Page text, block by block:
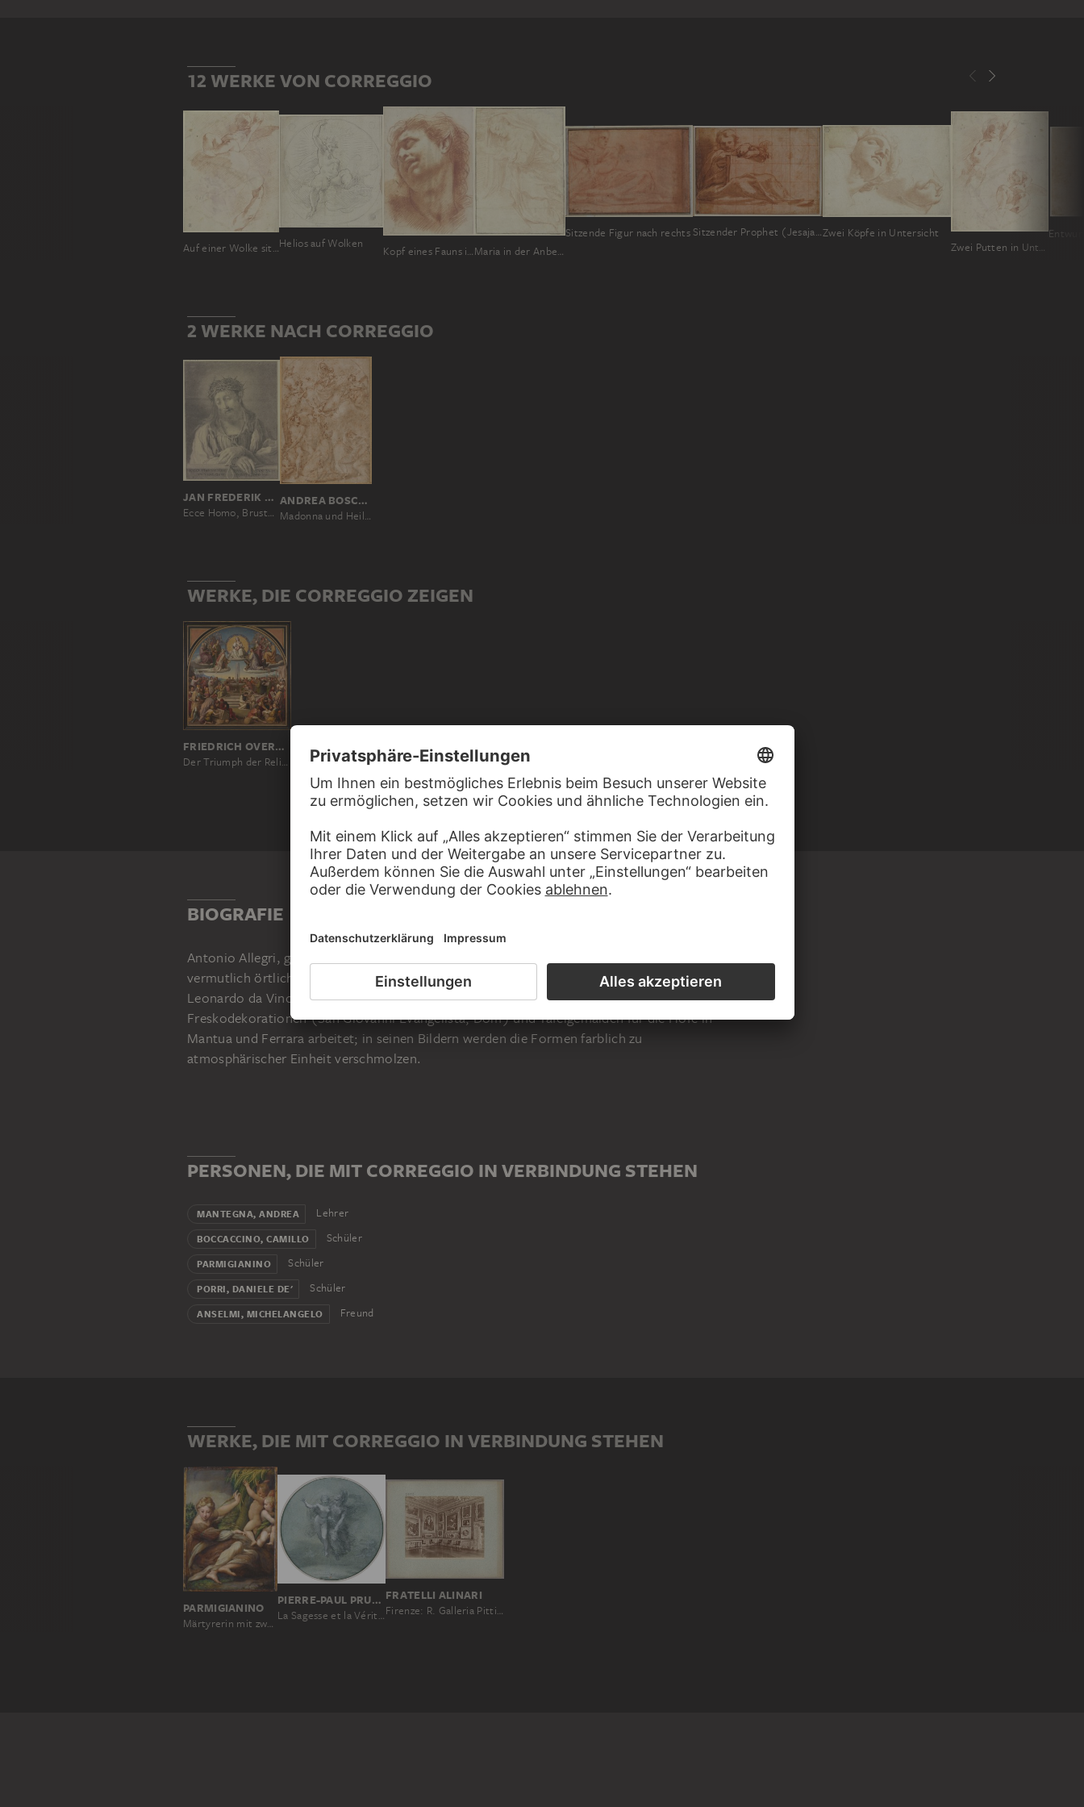
12 WERKE VON CORREGGIO
Auf einer Wolke sitzender Putto in UntersichtHelios auf Wolken
Kopf eines Fauns in Untersicht Maria in der Anbetung des Kindes (?)
Sitzende Figur nach rechts Sitzender Prophet (Jesaja?) nach rechtsZwei Köpfe in Untersicht
Zwei Putten in Untersicht
2 WERKE NACH CORREGGIO
JAN FREDERIK SCHIERECKE, NACH CORREGGIO
Ecce Homo, Brustbild, Ego pro te pro me
ANDREA BOSCOLI, NACH CORREGGIO
Madonna und Heilige
WERKE, DIE CORREGGIO ZEIGEN
FRIEDRICH OVERBECK
Der Triumph der Religion in den Künsten
BIOGRAFIE
Antonio Allegri, gen. Correggio (Correggio, bei Reggio Emilia, um 1489-1534 Correggio),
vermutlich örtlich ausgebildet, aber durch Reisen (?) mit Werken Mantegnas und
Leonardo da Vincis vertraut, seit 1519 in Parma, wo er bis 1530 an großen
Freskodekorationen (San Giovanni Evangelista; Dom) und Tafelgemälden für die Höfe in
Mantua und Ferrara arbeitet; in seinen Bildern werden die Formen farblich zu
atmosphärischer Einheit verschmolzen.
PERSONEN, DIE MIT CORREGGIO IN VERBINDUNG STEHEN
MANTEGNA, ANDREA Lehrer
BOCCACCINO, CAMILLO Schüler
PARMIGIANINO Schüler
PORRI, DANIELE DE' Schüler
ANSELMI, MICHELANGELO Freund
WERKE, DIE MIT CORREGGIO IN VERBINDUNG STEHEN
PARMIGIANINO
Märtyrerin mit zwei Engelsknaben (Die heilige Katharina von Alexandrien?)
PIERRE-PAUL PRUD'HON
La Sagesse et la Vérité descendent sur la terre et les ténèbres qui la couvrent se dissipent à leur approche
FRATELLI ALINARI
Firenze: R. Galleria Pitti, Interno della sala di Saturno, No. 1375